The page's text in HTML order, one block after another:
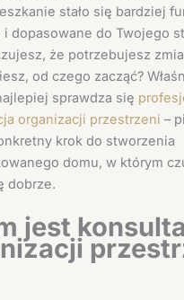
stało się bardziej
dopasowane do Twojego
że potrzebujesz
od czego zacząć?
sprawdza się
organizacji przestrzeni –
krok do stworzenia
domu, w którym
dobrze.
jest